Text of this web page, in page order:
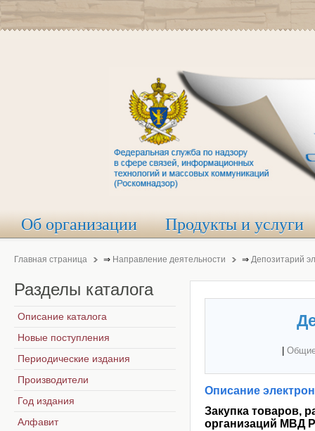
Об организации Продукты и услуги
Главная страница ⇒ Направление деятельности ⇒ Депозитарий
Описание
Закупка товаров,
организаций МВД
Разделы каталога
Описание каталога
Новые поступления
Периодические издания
Производители
Год издания
Алфавит